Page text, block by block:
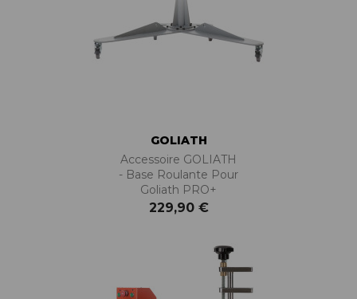
GOLIATH
Accessoire GOLIATH
- Base Roulante Pour
Goliath PRO+
229,90 €